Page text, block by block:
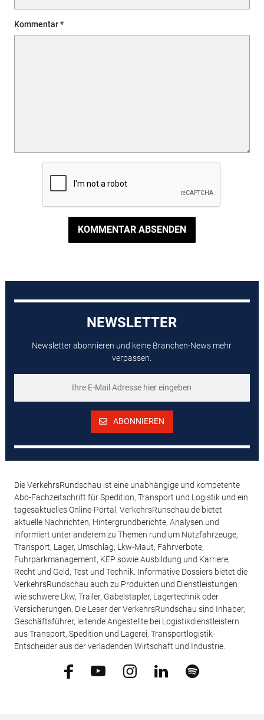
Kommentar
KOMMENTAR ABSENDEN
NEWSLETTER
Newsletter abonnieren und keine Branchen-News mehr
verpassen.
ABONNIEREN
Die VerkehrsRundschau ist eine unabhängige und kompetente
Abo-Fachzeitschrift für Spedition, Transport und Logistik und ein
tagesaktuelles Online-Portal. VerkehrsRunschau.de bietet
aktuelle Nachrichten, Hintergrundberichte, Analysen und
informiert unter anderem zu Themen rund um Nutzfahrzeuge,
Transport, Lager, Umschlag, Lkw-Maut, Fahrverbote,
Fuhrparkmanagement, KEP sowie Ausbildung und Karriere,
Recht und Geld, Test und Technik. Informative Dossiers bietet die
VerkehrsRundschau auch zu Produkten und Dienstleistungen
wie schwere Lkw, Trailer, Gabelstapler, Lagertechnik oder
Versicherungen. Die Leser der VerkehrsRundschau sind Inhaber,
Geschäftsführer, leitende Angestellte bei Logistikdienstleistern
aus Transport, Spedition und Lagerei, Transportlogistik-
Entscheider aus der verladenden Wirtschaft und Industrie.